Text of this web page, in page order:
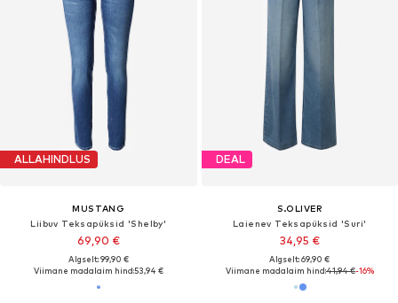
ALLAHINDLUS
MUSTANG
Liibuv Teksapüksid 'Shelby'
69,90 €
Algselt: 99,90 €
Viimane madalaim hind:53,94 €
DEAL
S.OLIVER
Laienev Teksapüksid 'Suri'
34,95 €
Algselt: 69,90 €
Viimane madalaim hind:41,94 €-16%